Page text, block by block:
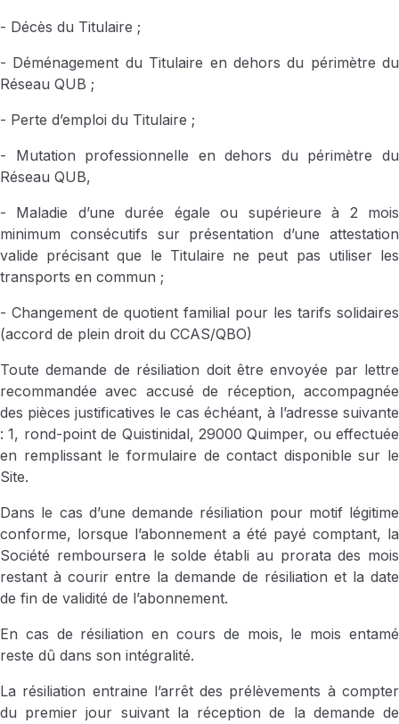
- Décès du Titulaire ;
- Déménagement du Titulaire en dehors du périmètre du
Réseau QUB ;
- Perte d’emploi du Titulaire ;
- Mutation professionnelle en dehors du périmètre du
Réseau QUB,
- Maladie d’une durée égale ou supérieure à 2 mois
minimum consécutifs sur présentation d’une attestation
valide précisant que le Titulaire ne peut pas utiliser les
transports en commun ;
- Changement de quotient familial pour les tarifs solidaires
(accord de plein droit du CCAS/QBO)
Toute demande de résiliation doit être envoyée par lettre
recommandée avec accusé de réception, accompagnée
des pièces justificatives le cas échéant, à l’adresse suivante
: 1, rond-point de Quistinidal, 29000 Quimper, ou effectuée
en remplissant le formulaire de contact disponible sur le
Site.
Dans le cas d’une demande résiliation pour motif légitime
conforme, lorsque l’abonnement a été payé comptant, la
Société remboursera le solde établi au prorata des mois
restant à courir entre la demande de résiliation et la date
de fin de validité de l’abonnement.
En cas de résiliation en cours de mois, le mois entamé
reste dû dans son intégralité.
La résiliation entraine l’arrêt des prélèvements à compter
du premier jour suivant la réception de la demande de